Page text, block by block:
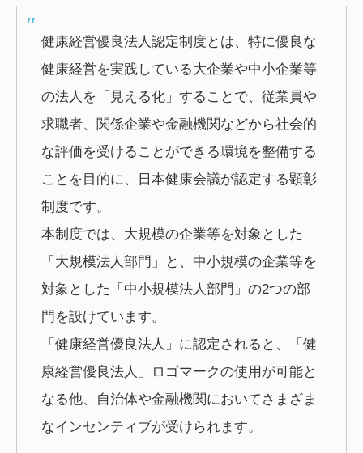
健康経営優良法人認定制度とは、特に優良な
健康経営を実践している大企業や中小企業等
の法人を「見える化」することで、従業員や
求職者、関係企業や金融機関などから社会的
な評価を受けることができる環境を整備する
ことを目的に、日本健康会議が認定する顕彰
制度です。
本制度では、大規模の企業等を対象とした
「大規模法人部門」と、中小規模の企業等を
対象とした「中小規模法人部門」の2つの部
門を設けています。
「健康経営優良法人」に認定されると、「健
康経営優良法人」ロゴマークの使用が可能と
なる他、自治体や金融機関においてさまざま
なインセンティブが受けられます。